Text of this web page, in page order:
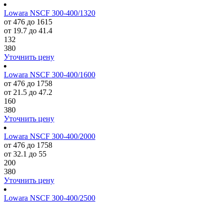
Lowara NSCF 300-400/1320
от 476 до 1615
от 19.7 до 41.4
132
380
Уточнить цену
Lowara NSCF 300-400/1600
от 476 до 1758
от 21.5 до 47.2
160
380
Уточнить цену
Lowara NSCF 300-400/2000
от 476 до 1758
от 32.1 до 55
200
380
Уточнить цену
Lowara NSCF 300-400/2500